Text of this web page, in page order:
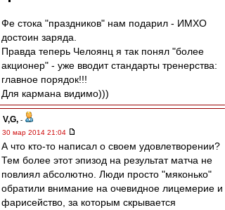
Фе стока "праздников" нам подарил - ИМХО
достоин заряда.
Правда теперь Челоянц я так понял "более
акционер" - уже вводит стандарты тренерства:
главное порядок!!!
Для кармана видимо)))
V,G, -
30 мар 2014 21:04
А что кто-то написал о своем удовлетворении?
Тем более этот эпизод на результат матча не
повлиял абсолютно. Люди просто "мяконько"
обратили внимание на очевидное лицемерие и
фарисейство, за которым скрывается